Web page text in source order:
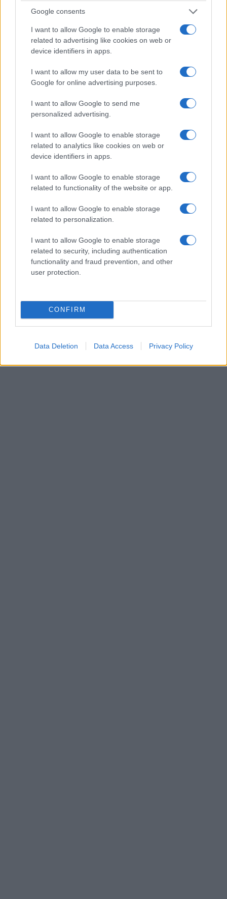
Google consents
I want to allow Google to enable storage
related to advertising like cookies on web or
device identifiers in apps.
I want to allow my user data to be sent to
Google for online advertising purposes.
I want to allow Google to send me
personalized advertising.
I want to allow Google to enable storage
related to analytics like cookies on web or
device identifiers in apps.
I want to allow Google to enable storage
related to functionality of the website or app.
I want to allow Google to enable storage
related to personalization.
I want to allow Google to enable storage
related to security, including authentication
functionality and fraud prevention, and other
user protection.
CONFIRM
Data Deletion Data Access Privacy Policy